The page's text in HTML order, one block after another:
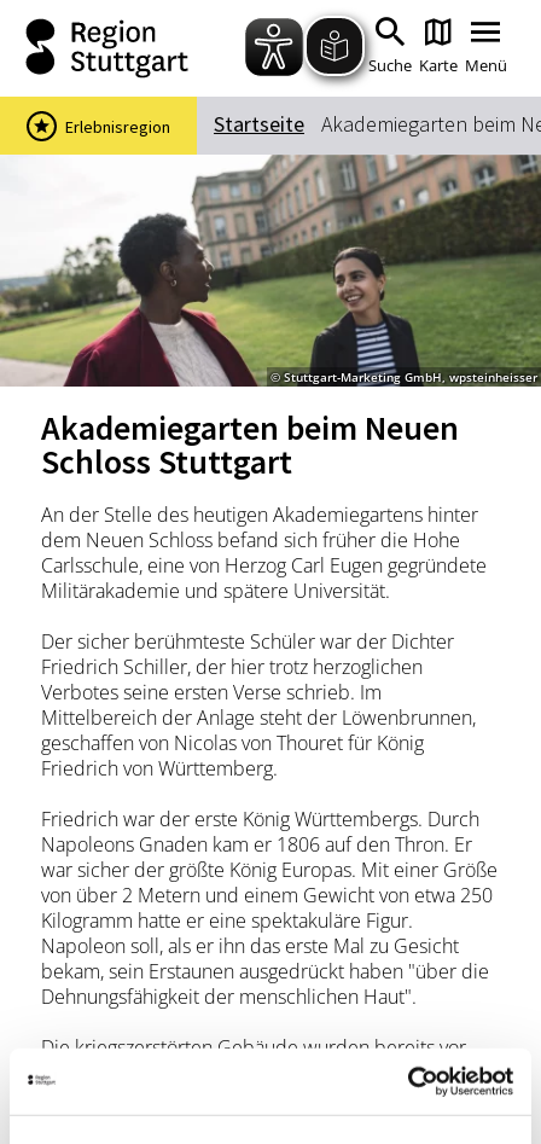
Zum Hauptinhalt springen
Zur Suche springen
Zur Hauptnavigation
Zum Footer springen
Suche Karte Menü
Suchbegriff
Das könnte Sie interessieren
Stadtführungen
Events & Tickets
Ausflugsziele
Erlebnisse
Wein
Radfahren
Wandern
Startseite Akademiegarten beim
Erlebnisregion
© Stuttgart-Marketing GmbH, wpsteinheisser
Akademiegarten beim Neuen
Schloss Stuttgart
An der Stelle des heutigen Akademiegartens hinter
dem Neuen Schloss befand sich früher die Hohe
Carlsschule, eine von Herzog Carl Eugen gegründete
Militärakademie und spätere Universität.
Der sicher berühmteste Schüler war der Dichter
Friedrich Schiller, der hier trotz herzoglichen
Verbotes seine ersten Verse schrieb. Im
Mittelbereich der Anlage steht der Löwenbrunnen,
geschaffen von Nicolas von Thouret für König
Friedrich von Württemberg.
Friedrich war der erste König Württembergs. Durch
Napoleons Gnaden kam er 1806 auf den Thron. Er
war sicher der größte König Europas. Mit einer Größe
von über 2 Metern und einem Gewicht von etwa 250
Kilogramm hatte er eine spektakuläre Figur.
Napoleon soll, als er ihn das erste Mal zu Gesicht
bekam, sein Erstaunen ausgedrückt haben "über die
Dehnungsfähigkeit der menschlichen Haut".
Die kriegszerstörten Gebäude wurden bereits vor
Jahrzehnten abgerissen. Ein kleines Modell erinnert
Der Akademiegarten ist Teil des Oberen